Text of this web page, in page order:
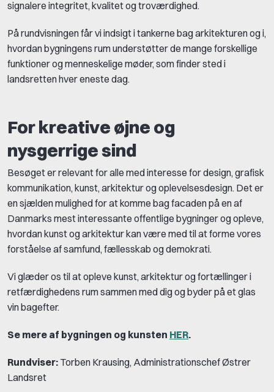
signalere integritet, kvalitet og troværdighed.
På rundvisningen får vi indsigt i tankerne bag arkitekturen og i,
hvordan bygningens rum understøtter de mange forskellige
funktioner og menneskelige møder, som finder sted i
landsretten hver eneste dag.
For kreative øjne og
nysgerrige sind
Besøget er relevant for alle med interesse for design, grafisk
kommunikation, kunst, arkitektur og oplevelsesdesign. Det er
en sjælden mulighed for at komme bag facaden på en af
Danmarks mest interessante offentlige bygninger og opleve,
hvordan kunst og arkitektur kan være med til at forme vores
forståelse af samfund, fællesskab og demokrati.
Vi glæder os til at opleve kunst, arkitektur og fortællinger i
retfærdighedens rum sammen med dig og byder på et glas
vin bagefter.
Se mere af bygningen og kunsten HER.
Rundviser: Torben Krausing, Administrationschef Østrer
Landsret